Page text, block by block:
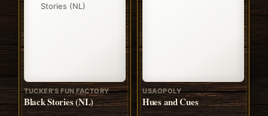
TUCKER'S FUN FACTORY
Black Stories (NL)
USAOPOLY
Hues and Cues